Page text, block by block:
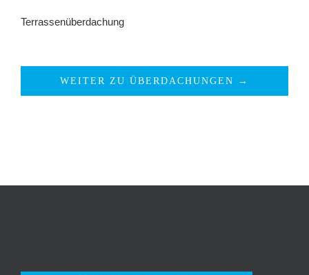
Terrassenüberdachung
WEITER ZU ÜBERDACHUNGEN →